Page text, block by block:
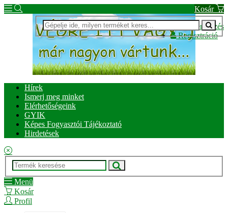
Kosár
Bejelentkezés
Regisztráció
Hírek
Ismerj meg minket
Elérhetőségeink
GYIK
Képes Fogyasztói Tájékoztató
Hirdetések
Menü
Kosár
Profil